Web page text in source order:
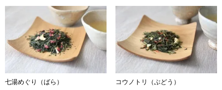
七湯めぐり（ばら） コウノトリ（ぶどう）